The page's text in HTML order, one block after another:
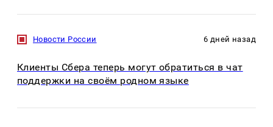
Новости России 6 дней назад
Клиенты Сбера теперь могут обратиться в чат
поддержки на своём родном языке